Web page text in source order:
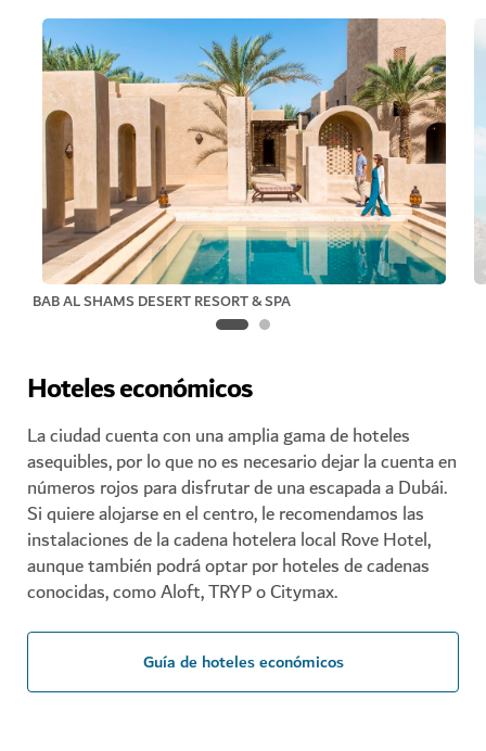
BAB AL SHAMS DESERT RESORT & SPA
Hoteles económicos
La ciudad cuenta con una amplia gama de hoteles
asequibles, por lo que no es necesario dejar la cuenta en
números rojos para disfrutar de una escapada a Dubái.
Si quiere alojarse en el centro, le recomendamos las
instalaciones de la cadena hotelera local Rove Hotel,
aunque también podrá optar por hoteles de cadenas
conocidas, como Aloft, TRYP o Citymax.
Guía de hoteles económicos